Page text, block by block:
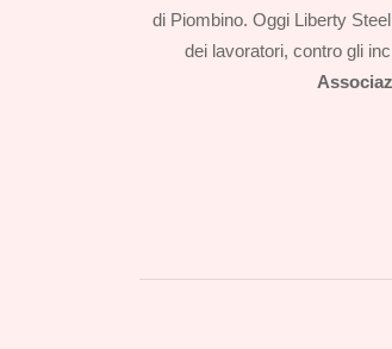
di Piombino. Oggi Liberty
dei lavoratori, contro gli